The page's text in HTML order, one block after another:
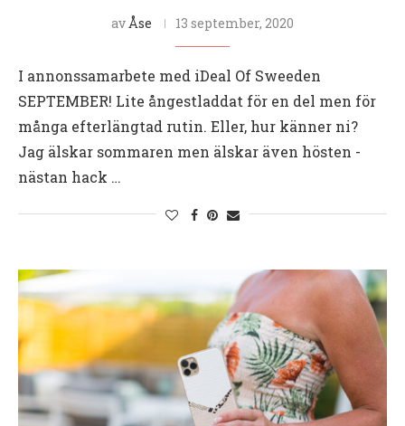
av Åse 13 september, 2020
I annonssamarbete med iDeal Of Sweeden
SEPTEMBER! Lite ångestladdat för en del men för
många efterlängtad rutin. Eller, hur känner ni?
Jag älskar sommaren men älskar även hösten -
nästan hack …